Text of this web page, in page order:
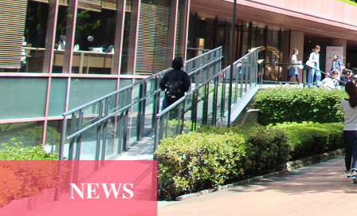
3つのポリシーとアセスメントポリシー
学びの特徴
武庫川女子大学のあゆみ
教育学科
心理学科
社会福祉学科
健康・スポーツ科学科
スポーツマネジメント学科
生活環境学科
社会情報学科
食物栄養学科
食創造科学専攻
薬学専攻
音楽専攻科
学校教育センター
キャリアセンター
総合情報システム部（ICTヘルプデスク）
健康サポートセンター
学生相談センター
学生サポート室（障がい学生支援）
スポーツセンター
丹嶺学苑研修センター
男女共同参画推進課
武庫川女子大
センター
スポーツセンタ
アメリカ分校キャンパスマップ
CEA認定状について
データベース一覧
武庫川女子大学リポジトリ
LibrariE
学習・研究支援
附属総合ミュージアム
利用案内
所蔵品検索
NEWS